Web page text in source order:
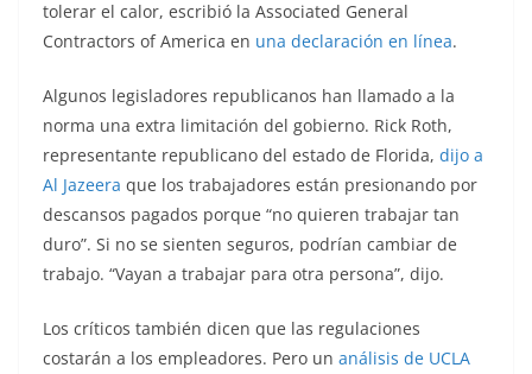
tolerar el calor, escribió la Associated General
Contractors of America en una declaración en línea.
Algunos legisladores republicanos han llamado a la
norma una extra limitación del gobierno. Rick Roth,
representante republicano del estado de Florida, dijo a
Al Jazeera que los trabajadores están presionando por
descansos pagados porque “no quieren trabajar tan
duro”. Si no se sienten seguros, podrían cambiar de
trabajo. “Vayan a trabajar para otra persona”, dijo.
Los críticos también dicen que las regulaciones
costarán a los empleadores. Pero un análisis de UCLA